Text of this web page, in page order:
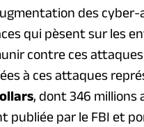
des cyber-
qui pèsent sur les
contre ces
à ces attaques
, dont 346 millions
publiée par le FBI et